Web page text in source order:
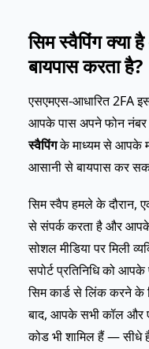
सिम स्वैपिंग
बायपास करता है?
एसएमएस-आधारित 2FA
आपके पास अपने फोन
स्वैपिंगके माध्यम से आपके
आसानी से बायपास कर
सिम स्वैप हमले के दौरान,
से संपर्क करता है और
सोशल मीडिया पर मिली
सपोर्ट प्रतिनिधि को
सिम कार्ड से लिंक करने
बाद, आपके सभी कॉल और
कोड भी शामिल हैं —